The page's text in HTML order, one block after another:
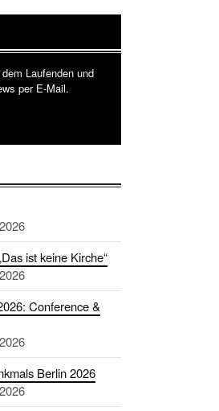
Laufenden und
per E-Mail.
ist keine Kirche“
Conference &
Berlin 2026